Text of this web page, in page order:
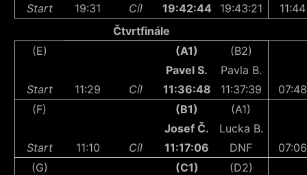
Start
19:31 Cíl 19:42:44 19:43:21
11:44
Čtvrtfinále
(E)
(A1)
(B2)
Pavel S.
Pavla B.
Start
11:29 Cíl 11:36:48 11:37:39
07:48
(F)
(B1)
(A1)
Josef Č.
Lucka B.
Start
11:10 Cíl 11:17:06 DNF
07:06
(G)
(C1)
(D2)